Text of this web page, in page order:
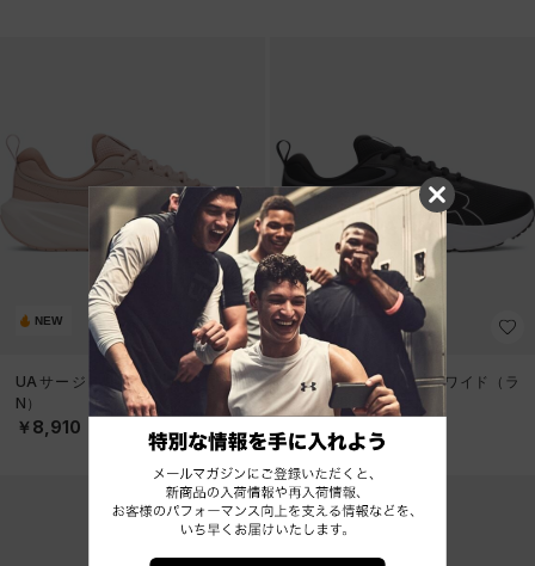
NEW
UAサージ5（ランニング/WOME
N）
￥8,910
UAサージ5 エクストラワイド（ラ
ンニング/MEN）